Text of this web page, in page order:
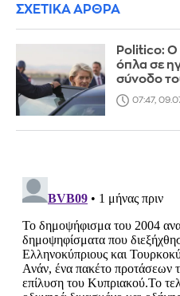
ΣΧΕΤΙΚΑ ΑΡΘΡΑ
Politico: Ο
όπλα σε
σύνοδο
07:47,